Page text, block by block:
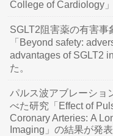
College of Cardiology
SGLT2阻害薬の有害事
「Beyond safety:
advantages of SGLT2
た。
パルス波アブレーショ
べた研究「Effect of
Coronary Arteries: A
Imaging」の結果が発